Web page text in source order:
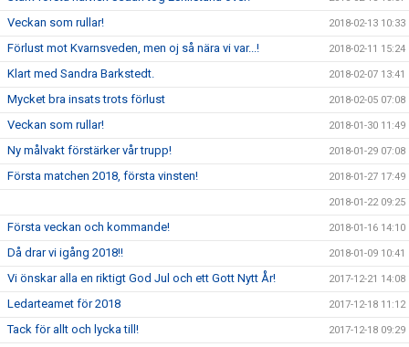
Veckan som rullar! 2018-02-13 10:33
Förlust mot Kvarnsveden, men oj så nära vi var...! 2018-02-11 15:24
Klart med Sandra Barkstedt. 2018-02-07 13:41
Mycket bra insats trots förlust 2018-02-05 07:08
Veckan som rullar! 2018-01-30 11:49
Ny målvakt förstärker vår trupp! 2018-01-29 07:08
Första matchen 2018, första vinsten! 2018-01-27 17:49
2018-01-22 09:25
Första veckan och kommande! 2018-01-16 14:10
Då drar vi igång 2018!! 2018-01-09 10:41
Vi önskar alla en riktigt God Jul och ett Gott Nytt År! 2017-12-21 14:08
Ledarteamet för 2018 2017-12-18 11:12
Tack för allt och lycka till! 2017-12-18 09:29